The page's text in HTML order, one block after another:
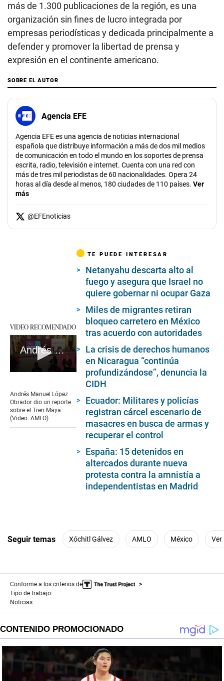
más de 1.300 publicaciones de la región, es una
organización sin fines de lucro integrada por
empresas periodísticas y dedicada principalmente a
defender y promover la libertad de prensa y
expresión en el continente americano.
SOBRE EL AUTOR
Agencia EFE
Agencia EFE es una agencia de noticias internacional
española que distribuye información a más de dos mil medios
de comunicación en todo el mundo en los soportes de prensa
escrita, radio, televisión e internet. Cuenta con una red con
más de tres mil periodistas de 60 nacionalidades. Opera 24
horas al día desde al menos, 180 ciudades de 110 países. Ver
más
@EFEnoticias
VIDEO RECOMENDADO
Andrés Manuel López Obrador dio un reporte sobre el Tren Maya. (Video: AMLO)
of
7
minutes,
53
seconds
Andrés Manuel López
Obrador dio un reporte
sobre el Tren Maya.
(Video: AMLO)
TE PUEDE INTERESAR
Netanyahu descarta alto al
fuego y asegura que Israel no
quiere gobernar ni ocupar Gaza
Miles de migrantes retiran
bloqueo carretero en México
tras acuerdo con autoridades
La crisis de derechos humanos
en Nicaragua “continúa
profundizándose”, denuncia la
CIDH
Ecuador: Militares y policías
registran cárcel escenario de
masacres en busca de armas y
recuperar el control
España: 15 detenidos en
altercados durante nueva
protesta contra la amnistía a
independentistas en Madrid
Seguir temas Xóchitl Gálvez AMLO México Ver
Conforme a los criterios de
Tipo de trabajo:
Noticias